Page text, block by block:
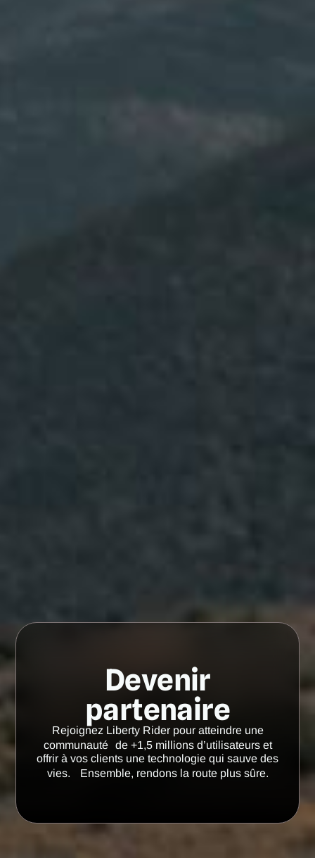
Devenir
partenaire
Rejoignez Liberty Rider pour atteindre une
communauté de +1,5 millions d’utilisateurs et
offrir à vos clients une technologie qui sauve des
vies. Ensemble, rendons la route plus sûre.